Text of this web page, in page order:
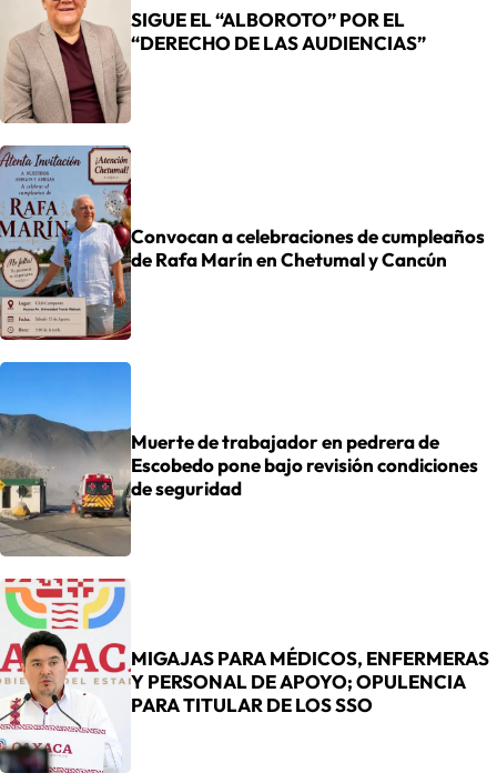
SIGUE EL “ALBOROTO” POR EL
“DERECHO DE LAS AUDIENCIAS”
Convocan a celebraciones de cumpleaños
de Rafa Marín en Chetumal y Cancún
Muerte de trabajador en pedrera de
Escobedo pone bajo revisión condiciones
de seguridad
MIGAJAS PARA MÉDICOS, ENFERMERAS
Y PERSONAL DE APOYO; OPULENCIA
PARA TITULAR DE LOS SSO